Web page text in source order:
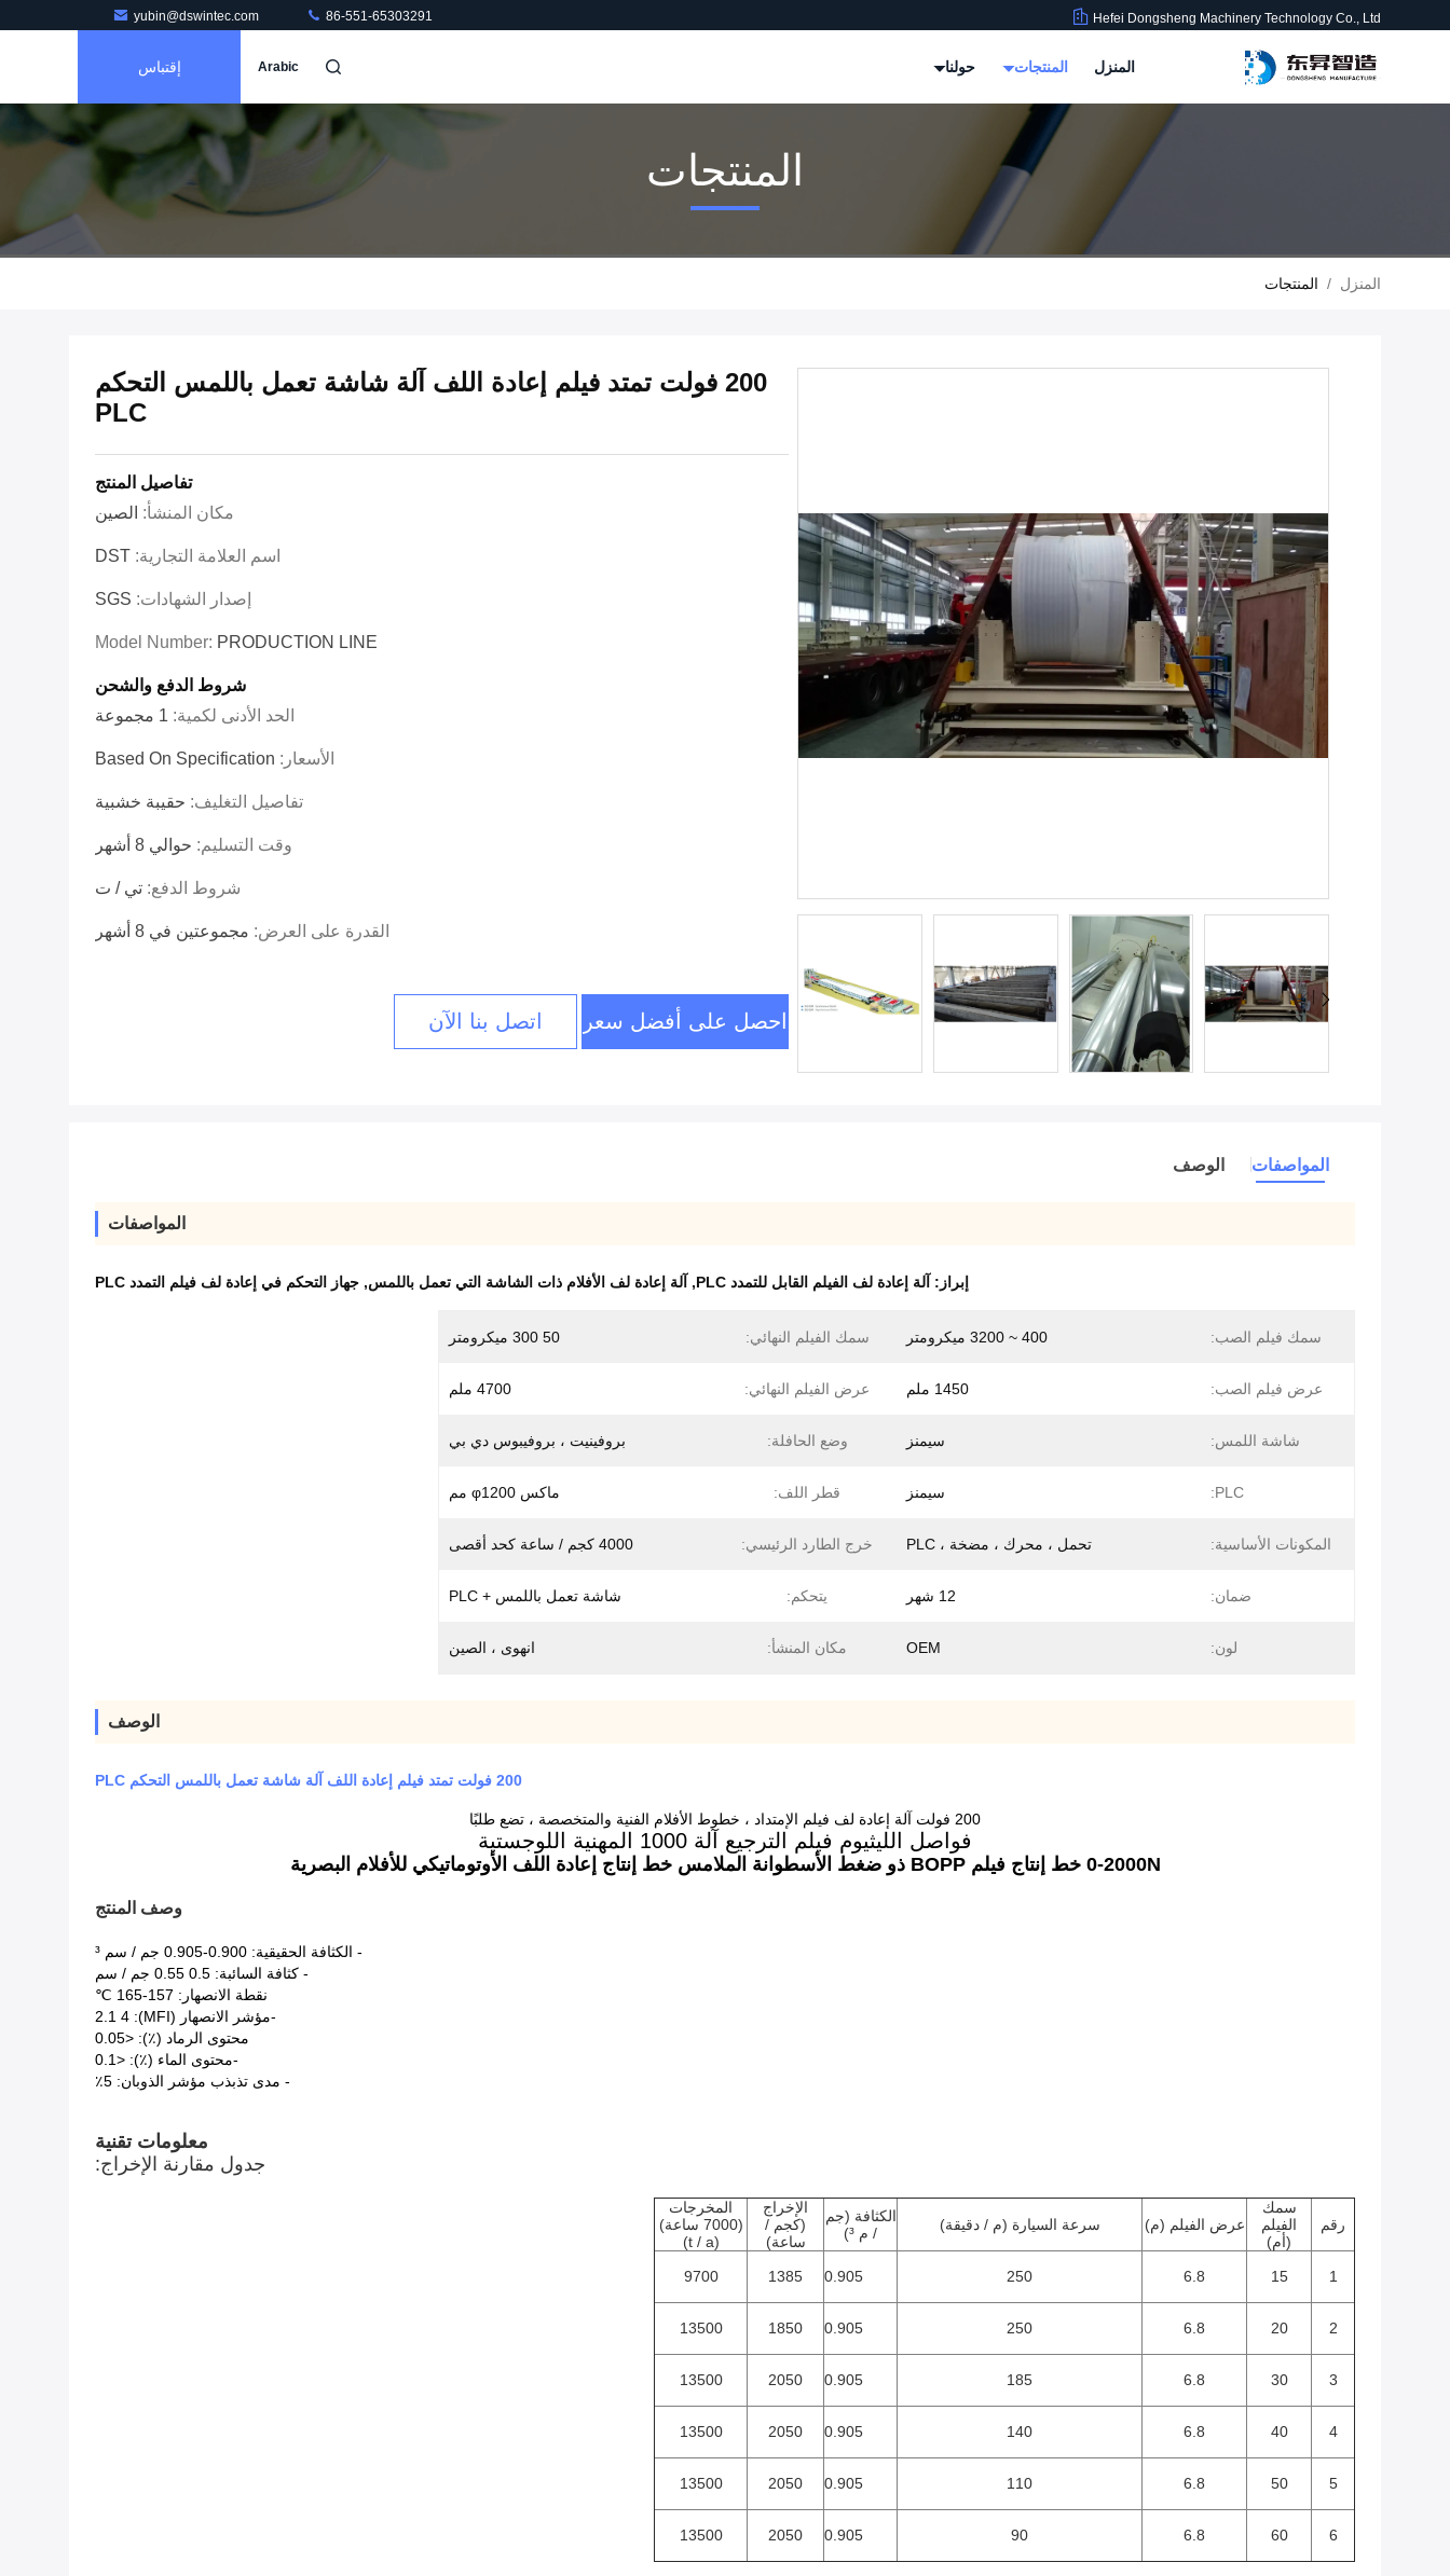
Hefei Dongsheng Machinery Technology Co., Ltd
yubin@dswintec.com 86-551-65303291
المنزل المنتجات حولنا Arabic إقتباس
المنتجات
المنزل / المنتجات
200 فولت تمتد فيلم إعادة اللف آلة شاشة تعمل باللمس التحكم
PLC
تفاصيل المنتج
مكان المنشأ: الصين
اسم العلامة التجارية: DST
إصدار الشهادات: SGS
Model Number: PRODUCTION LINE
شروط الدفع والشحن
الحد الأدنى لكمية: 1 مجموعة
الأسعار: Based On Specification
تفاصيل التغليف: حقيبة خشبية
وقت التسليم: حوالي 8 أشهر
شروط الدفع: تي / ت
القدرة على العرض: مجموعتين في 8 أشهر
احصل على أفضل سعر اتصل بنا الآن
المواصفات الوصف
المواصفات
إبراز: آلة إعادة لف الفيلم القابل للتمدد PLC , آلة إعادة لف الأفلام ذات الشاشة التي تعمل باللمس, جهاز التحكم في إعادة لف فيلم التمدد PLC
سمك فيلم الصب: 400 ~ 3200 ميكرومتر سمك الفيلم النهائي: 50 300 ميكرومتر
عرض فيلم الصب: 1450 ملم عرض الفيلم النهائي: 4700 ملم
شاشة اللمس: سيمنز وضع الحافلة: بروفينيت ، بروفيبوس دي بي
PLC: سيمنز قطر اللف: ماكس φ1200 مم
المكونات الأساسية: تحمل ، محرك ، مضخة ، PLC خرج الطارد الرئيسي: 4000 كجم / ساعة كحد أقصى
ضمان: 12 شهر يتحكم: شاشة تعمل باللمس + PLC
لون: OEM مكان المنشأ: انهوى ، الصين
الوصف
200 فولت تمتد فيلم إعادة اللف آلة شاشة تعمل باللمس التحكم PLC
200 فولت آلة إعادة لف فيلم الإمتداد ، خطوط الأفلام الفنية والمتخصصة ، تضع طلبًا
فواصل الليثيوم فيلم الترجيع آلة 1000 المهنية اللوجستية
0-2000N خط إنتاج فيلم BOPP ذو ضغط الأسطوانة الملامس خط إنتاج إعادة اللف الأوتوماتيكي للأفلام البصرية
وصف المنتج
- الكثافة الحقيقية: 0.900-0.905 جم / سم ³
- كثافة السائبة: 0.5 0.55 جم / سم
نقطة الانصهار: 157-165 ℃
-مؤشر الانصهار (MFI): 2.1 4
محتوى الرماد (٪): <0.05
-محتوى الماء (٪): <0.1
- مدى تذبذب مؤشر الذوبان: 5٪
معلومات تقنية
جدول مقارنة الإخراج:
رقم
سمك
الفيلم
(أم)
عرض الفيلم (م) سرعة السيارة (م / دقيقة)
الكثافة (جم
/ م ³)
الإخراج
(كجم /
ساعة)
المخرجات
(7000 ساعة)
(t / a)
1
15
6.8
250
0.905
1385
9700
2
20
6.8
250
0.905
1850
13500
3
30
6.8
185
0.905
2050
13500
4
40
6.8
140
0.905
2050
13500
5
50
6.8
110
0.905
2050
13500
6
60
6.8
90
0.905
2050
13500